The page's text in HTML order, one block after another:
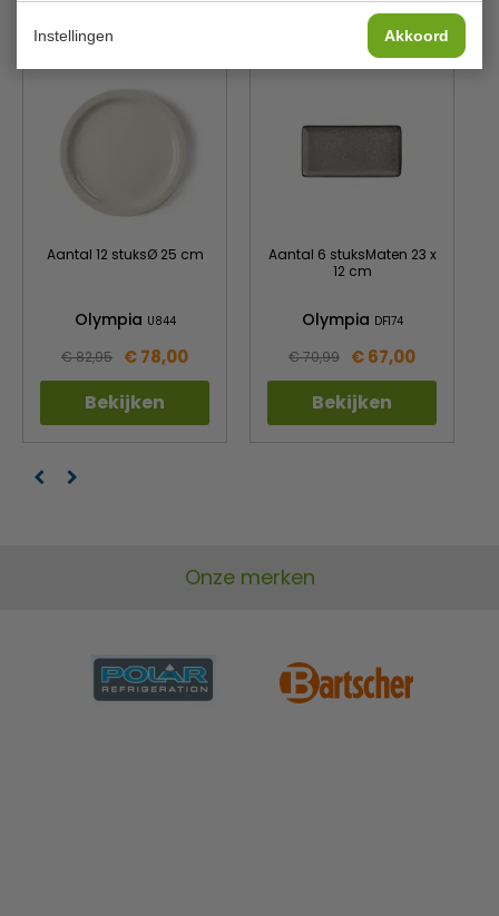
Instellingen Akkoord
Is dit iets voor jou?
Aantal 12 stuksØ 25 cm
Olympia U844
€ 82,95 € 78,00
Bekijken
Aantal 6 stuksMaten 23 x
12 cm
Olympia DF174
€ 70,99 € 67,00
Bekijken
Onze merken